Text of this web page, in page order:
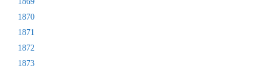
1870
1871
1872
1873